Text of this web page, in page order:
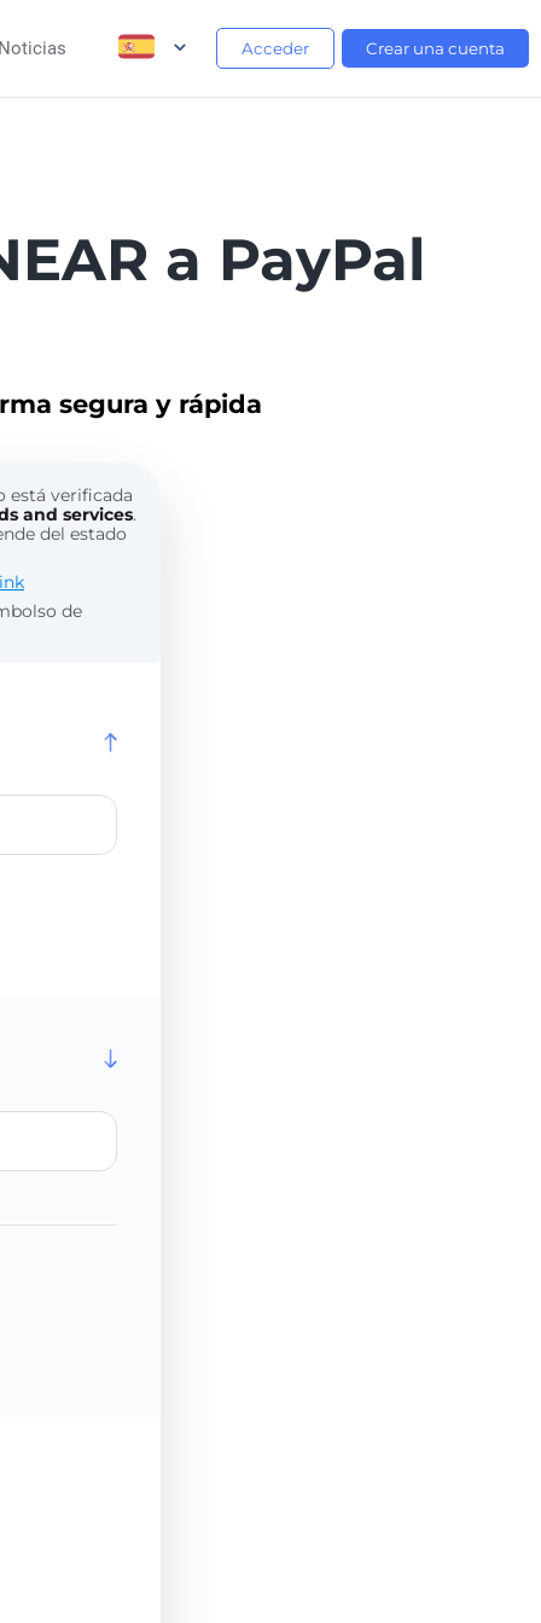
Noticias Acceder Crear una cuenta
a PayPal
segura y rápida
está verificada
and services.
del estado
de